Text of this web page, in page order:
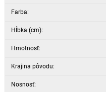
Farba:
Hĺbka (cm):
Hmotnosť:
Krajina pôvodu:
Nosnosť: